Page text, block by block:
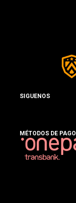
SIGUENOS
MÉTODOS DE PAGO